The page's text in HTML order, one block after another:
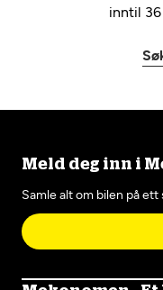
inntil
Meld deg inn i
Samle alt om bilen på ett